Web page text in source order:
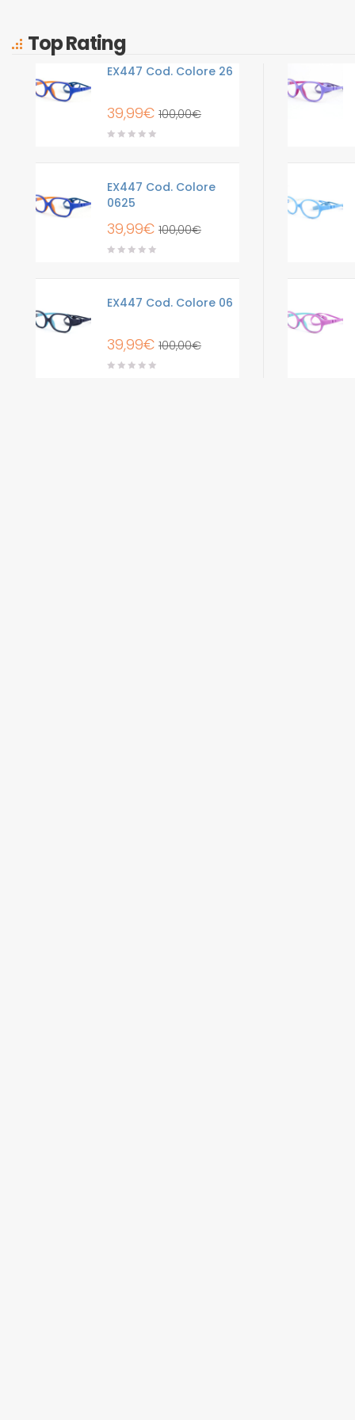
Top Rating
EX447 Cod. Colore 26
39,99€ 100,00€
EX447 Cod. Colore
0625
39,99€ 100,00€
EX447 Cod. Colore 06
39,99€ 100,00€